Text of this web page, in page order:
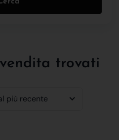
trovati
più recente